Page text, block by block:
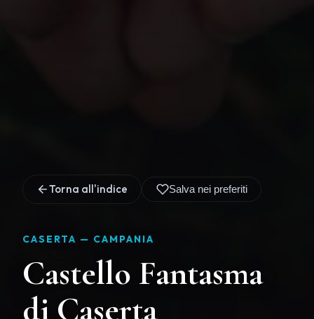
Torna all'indice Salva nei preferiti
CASERTA — CAMPANIA
Castello Fantasma
di Caserta